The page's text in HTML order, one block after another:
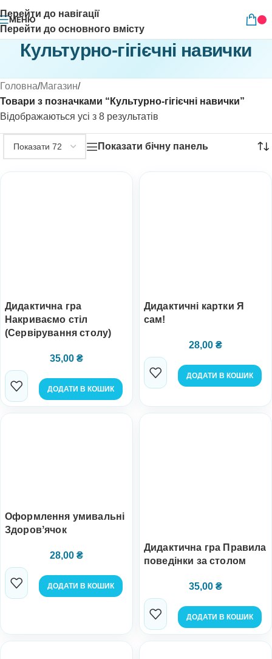
Перейти до навігації
Перейти до основного вмісту
МЕНЮ
Культурно-гігієчні навички
Головна/Магазин/
Товари з позначками “Культурно-гігієчні навички”
Відображаються усі з 8 результатів
Показати бічну панель
Дидактична гра
Накриваємо стіл
(Сервірування столу)
35,00 ₴
ДОДАТИ В КОШИК
Дидактичні картки Я
сам!
28,00 ₴
ДОДАТИ В КОШИК
Оформлення умивальні
Здоровʼячок
28,00 ₴
ДОДАТИ В КОШИК
Дидактична гра Правила
поведінки за столом
35,00 ₴
ДОДАТИ В КОШИК